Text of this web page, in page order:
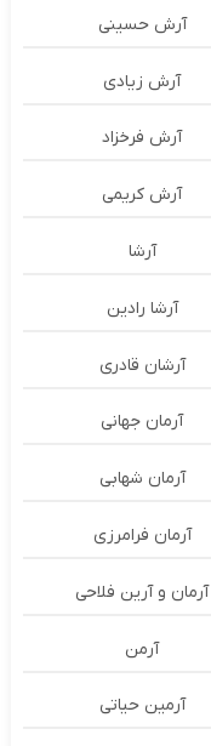
آرش حسینی
آرش زیادی
آرش فرخزاد
آرش کریمی
آرشا
آرشا رادین
آرشان قادری
آرمان جهانی
آرمان شهابی
آرمان فرامرزی
آرمان و آرین فلاحی
آرمن
آرمین حیاتی